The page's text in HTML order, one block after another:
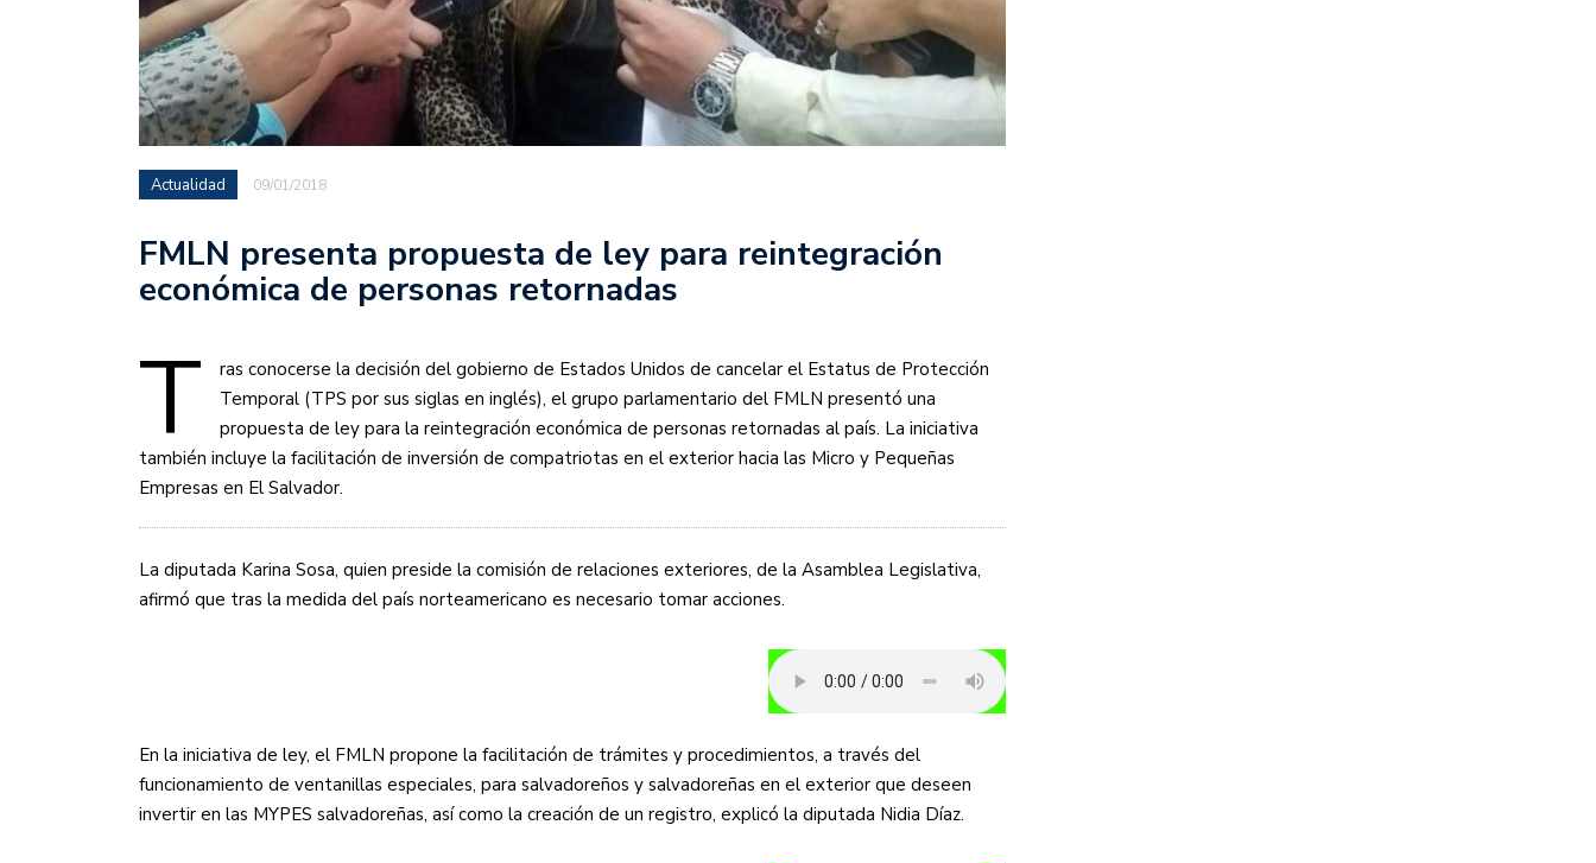
Actualidad 09/01/2018
FMLN presenta propuesta de ley para reintegración
económica de personas retornadas
T
ras conocerse la decisión del gobierno de Estados Unidos de cancelar el Estatus de Protección
Temporal (TPS por sus siglas en inglés), el grupo parlamentario del FMLN presentó una
propuesta de ley para la reintegración económica de personas retornadas al país. La iniciativa
también incluye la facilitación de inversión de compatriotas en el exterior hacia las Micro y Pequeñas
Empresas en El Salvador.
La diputada Karina Sosa, quien preside la comisión de relaciones exteriores, de la Asamblea Legislativa,
afirmó que tras la medida del país norteamericano es necesario tomar acciones.
En la iniciativa de ley, el FMLN propone la facilitación de trámites y procedimientos, a través del
funcionamiento de ventanillas especiales, para salvadoreños y salvadoreñas en el exterior que deseen
invertir en las MYPES salvadoreñas, así como la creación de un registro, explicó la diputada Nidia Díaz.